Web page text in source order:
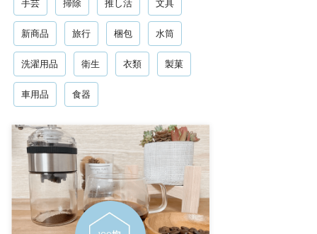
手芸 掃除 推し活 文具
新商品 旅行 梱包 水筒
洗濯用品 衛生 衣類 製菓
車用品 食器